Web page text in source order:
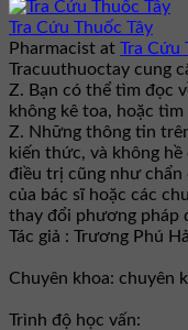
Tra Cứu Thuốc Tây
Pharmacist at Tra Cứu
Tracuuthuoctay cung
Z. Bạn có thể tìm đọc
không kê toa, hoặc
Z. Những thông tin
kiến thức, và không
điều trị cũng như chẩn
của bác sĩ hoặc các
thay đổi phương pháp
Tác giả : Trương Phú
Chuyên khoa: chuyên
Trình độ học vấn: